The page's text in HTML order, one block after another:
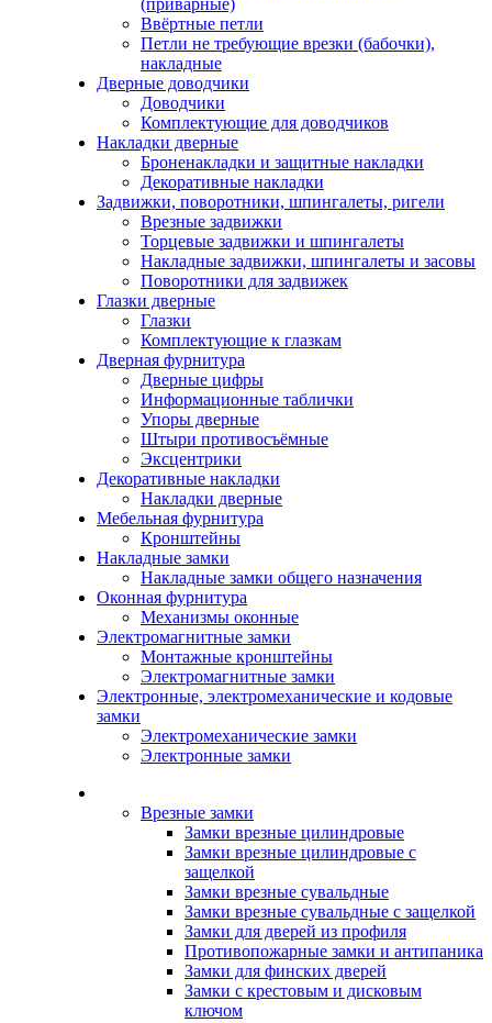
(приварные)
Ввёртные петли
Петли не требующие врезки (бабочки),
накладные
Дверные доводчики
Доводчики
Комплектующие для доводчиков
Накладки дверные
Броненакладки и защитные накладки
Декоративные накладки
Задвижки, поворотники, шпингалеты, ригели
Врезные задвижки
Торцевые задвижки и шпингалеты
Накладные задвижки, шпингалеты и засовы
Поворотники для задвижек
Глазки дверные
Глазки
Комплектующие к глазкам
Дверная фурнитура
Дверные цифры
Информационные таблички
Упоры дверные
Штыри противосъёмные
Эксцентрики
Декоративные накладки
Накладки дверные
Мебельная фурнитура
Кронштейны
Накладные замки
Накладные замки общего назначения
Оконная фурнитура
Механизмы оконные
Электромагнитные замки
Монтажные кронштейны
Электромагнитные замки
Электронные, электромеханические и кодовые
замки
Электромеханические замки
Электронные замки
Врезные замки
Замки врезные цилиндровые
Замки врезные цилиндровые с
защелкой
Замки врезные сувальдные
Замки врезные сувальдные с защелкой
Замки для дверей из профиля
Противопожарные замки и антипаника
Замки для финских дверей
Замки с крестовым и дисковым
ключом